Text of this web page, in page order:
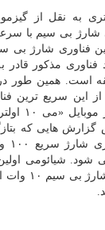
به نقل از
فناوری شارژ بی
این سریع ترین
شیائومی،
هایی که